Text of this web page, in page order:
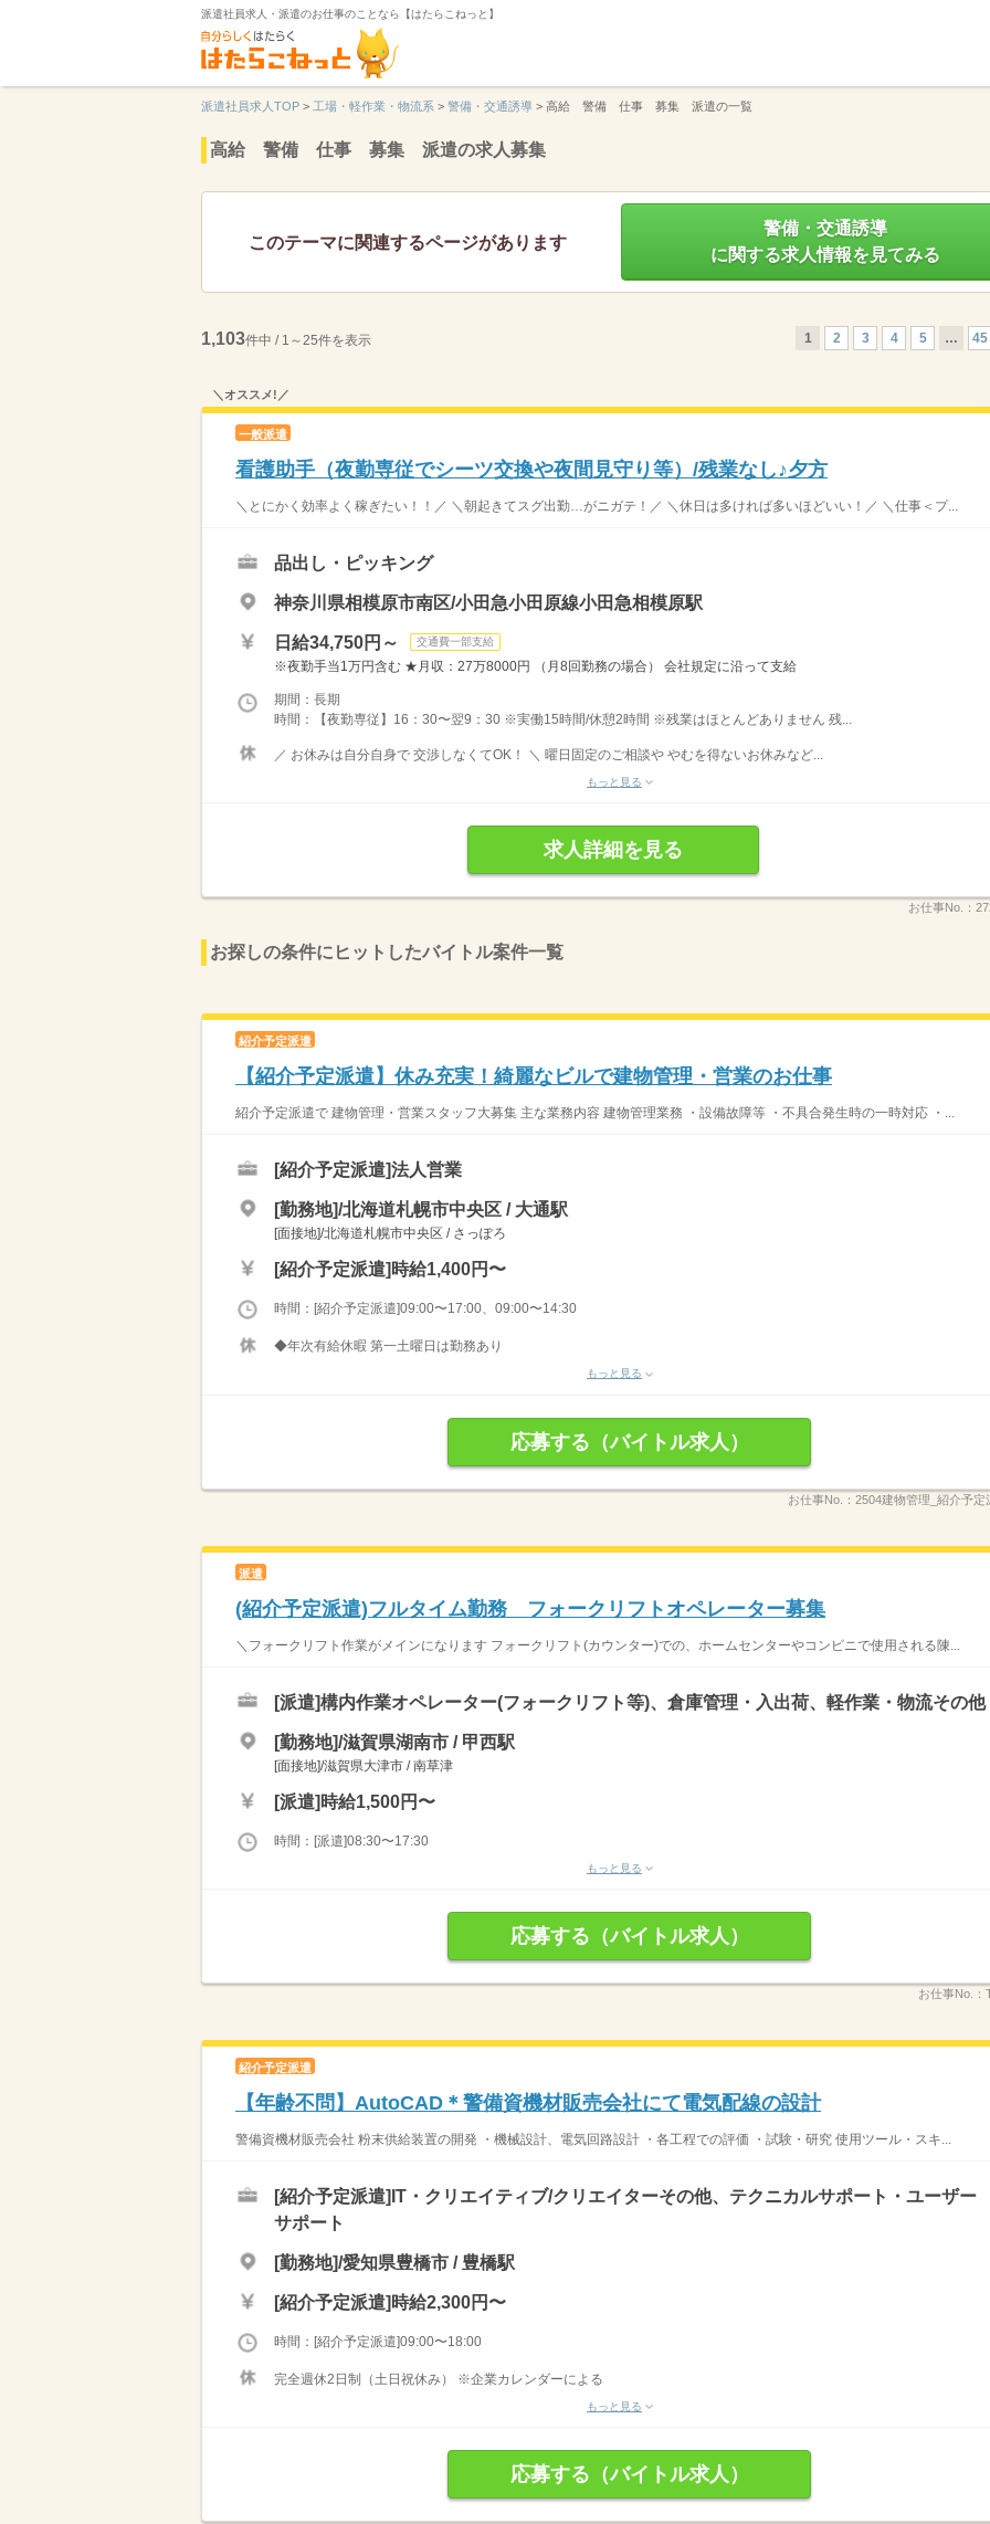
派遣社員求人・派遣のお仕事のことなら【はたらこねっと】
派遣社員求人TOP > 工場・軽作業・物流系 > 警備・交通誘導 > 高給 警備 仕事 募集 派遣の一覧
高給 警備 仕事 募集 派遣の求人募集
このテーマに関連するページがあります
警備・交通誘導
に関する求人情報を見てみる
1,103件中 / 1～25件を表示 1 2 3 4 5 … 45
＼オススメ!／
一般派遣
看護助手（夜勤専従でシーツ交換や夜間見守り等）/残業なし♪夕方
＼とにかく効率よく稼ぎたい！！／ ＼朝起きてスグ出勤…がニガテ！／ ＼休日は多ければ多いほどいい！／ ＼仕事＜プ...
品出し・ピッキング
神奈川県相模原市南区/小田急小田原線小田急相模原駅
日給34,750円～ 交通費一部支給
※夜勤手当1万円含む ★月収：27万8000円 （月8回勤務の場合） 会社規定に沿って支給
期間：長期
時間：【夜勤専従】16：30〜翌9：30 ※実働15時間/休憩2時間 ※残業はほとんどありません 残...
／ お休みは自分自身で 交渉しなくてOK！ ＼ 曜日固定のご相談や やむを得ないお休みなど...
もっと見る
求人詳細を見る
お仕事No.：
お探しの条件にヒットしたバイトル案件一覧
紹介予定派遣
【紹介予定派遣】休み充実！綺麗なビルで建物管理・営業のお仕事
紹介予定派遣で 建物管理・営業スタッフ大募集 主な業務内容 建物管理業務 ・設備故障等 ・不具合発生時の一時対応 ・...
[紹介予定派遣]法人営業
[勤務地]/北海道札幌市中央区 / 大通駅
[面接地]/北海道札幌市中央区 / さっぽろ
[紹介予定派遣] 時給1,400円〜
時間：[紹介予定派遣]09:00〜17:00、09:00〜14:30
◆年次有給休暇 第一土曜日は勤務あり
もっと見る
応募する（バイトル求人）
お仕事No.： 2504建物管理_紹介予定
派遣
(紹介予定派遣)フルタイム勤務 フォークリフトオペレーター募集
＼フォークリフト作業がメインになります フォークリフト(カウンター)での、ホームセンターやコンビニで使用される陳...
[派遣]構内作業オペレーター(フォークリフト等)、倉庫管理・入出荷、軽作業・物流その他
[勤務地]/滋賀県湖南市 / 甲西駅
[面接地]/滋賀県大津市 / 南草津
[派遣] 時給1,500円〜
時間：[派遣]08:30〜17:30
もっと見る
応募する（バイトル求人）
お仕事No.：
紹介予定派遣
【年齢不問】AutoCAD＊警備資機材販売会社にて電気配線の設計
警備資機材販売会社 粉末供給装置の開発 ・機械設計、電気回路設計 ・各工程での評価 ・試験・研究 使用ツール・スキ...
[紹介予定派遣] IT・クリエイティブ/クリエイターその他、テクニカルサポート・ユーザー
サポート
[勤務地]/愛知県豊橋市 / 豊橋駅
[紹介予定派遣] 時給2,300円〜
時間：[紹介予定派遣]09:00〜18:00
完全週休2日制（土日祝休み） ※企業カレンダーによる
もっと見る
応募する（バイトル求人）